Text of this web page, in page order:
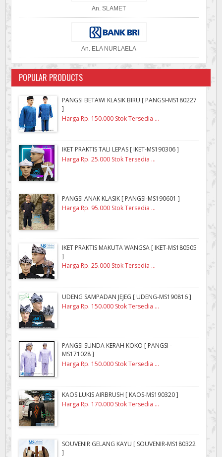
An. SLAMET
An. ELA NURLAELA
POPULAR PRODUCTS
PANGSI BETAWI KLASIK BIRU [ PANGSI-MS180227
]
Harga Rp. 150.000 Stok Tersedia ...
IKET PRAKTIS TALI LEPAS [ IKET-MS190306 ]
Harga Rp. 25.000 Stok Tersedia ...
PANGSI ANAK KLASIK [ PANGSI-MS190601 ]
Harga Rp. 95.000 Stok Tersedia ...
IKET PRAKTIS MAKUTA WANGSA [ IKET-MS180505
]
Harga Rp. 25.000 Stok Tersedia ...
UDENG SAMPADAN JEJEG [ UDENG-MS190816 ]
Harga Rp. 150.000 Stok Tersedia ...
PANGSI SUNDA KERAH KOKO [ PANGSI -
MS171028 ]
Harga Rp. 150.000 Stok Tersedia ...
KAOS LUKIS AIRBRUSH [ KAOS-MS190320 ]
Harga Rp. 170.000 Stok Tersedia ...
SOUVENIR GELANG KAYU [ SOUVENIR-MS180322
]